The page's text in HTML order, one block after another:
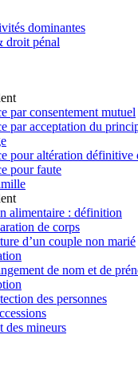
dominantes
droit pénal
par consentement mutuel
par acceptation du
pour altération définitive
pour faute
alimentaire : définition
de corps
d’un couple non marié
de nom et de
des personnes
des mineurs